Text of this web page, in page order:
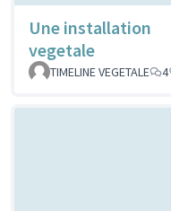
Une installation
vegetale
TIMELINE VEGETALE
4